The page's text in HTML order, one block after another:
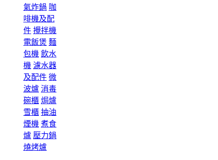
氣炸鍋 咖
啡機及配
件 攪拌機
電飯煲 麵
包機 飲水
機 濾水器
及配件 微
波爐 消毒
碗櫃 焗爐
雪櫃 抽油
煙機 煮食
爐 壓力鍋
燒烤爐